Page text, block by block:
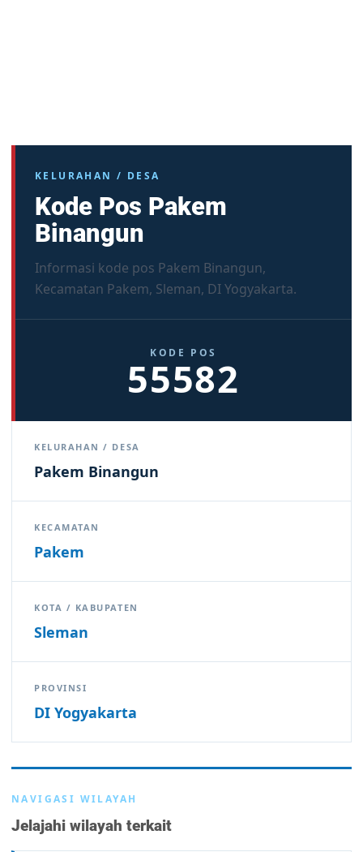
KELURAHAN / DESA
Kode Pos Pakem
Binangun
Informasi kode pos Pakem Binangun,
Kecamatan Pakem, Sleman, DI Yogyakarta.
KODE POS
55582
KELURAHAN / DESA
Pakem Binangun
KECAMATAN
Pakem
KOTA / KABUPATEN
Sleman
PROVINSI
DI Yogyakarta
NAVIGASI WILAYAH
Jelajahi wilayah terkait